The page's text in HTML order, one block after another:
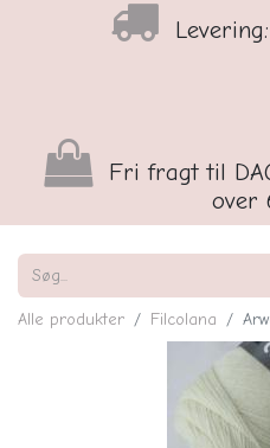
Fri fragt til
over
Alle produkter Filcolana